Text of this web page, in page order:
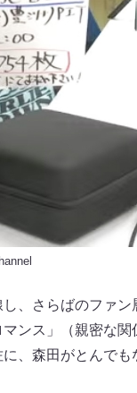
、さらばのファ
ンス」（親密な
に、森田がとんで